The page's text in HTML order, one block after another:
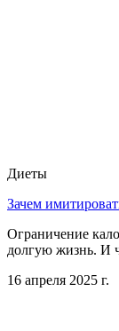
Диеты
Зачем
Ограничение
долгую жизнь. И
16 апреля 2025 г.